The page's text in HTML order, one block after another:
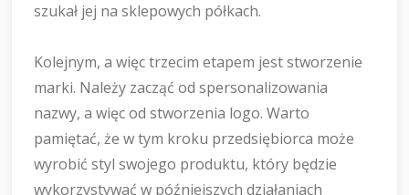
szukał jej na sklepowych półkach.
Kolejnym, a więc trzecim etapem jest stworzenie
marki. Należy zacząć od spersonalizowania
nazwy, a więc od stworzenia logo. Warto
pamiętać, że w tym kroku przedsiębiorca może
wyrobić styl swojego produktu, który będzie
wykorzystywać w późniejszych działaniach